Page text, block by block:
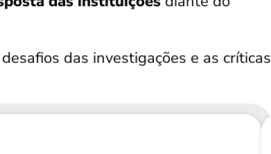
das investigações e as críticas